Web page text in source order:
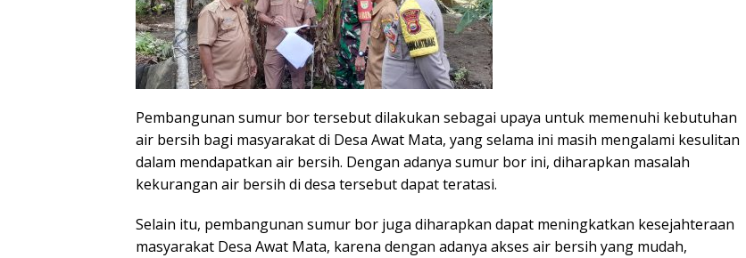
Pembangunan sumur bor tersebut dilakukan sebagai upaya untuk memenuhi kebutuhan
air bersih bagi masyarakat di Desa Awat Mata, yang selama ini masih mengalami kesulitan
dalam mendapatkan air bersih. Dengan adanya sumur bor ini, diharapkan masalah
kekurangan air bersih di desa tersebut dapat teratasi.
Selain itu, pembangunan sumur bor juga diharapkan dapat meningkatkan kesejahteraan
masyarakat Desa Awat Mata, karena dengan adanya akses air bersih yang mudah,